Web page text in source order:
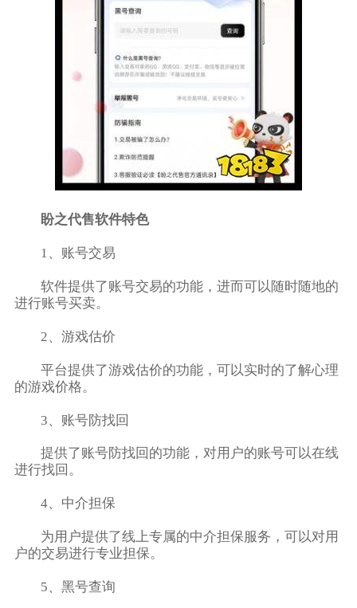
盼之代售软件特色
1、账号交易
软件提供了账号交易的功能，进而可以随时随地的
进行账号买卖。
2、游戏估价
平台提供了游戏估价的功能，可以实时的了解心理
的游戏价格。
3、账号防找回
提供了账号防找回的功能，对用户的账号可以在线
进行找回。
4、中介担保
为用户提供了线上专属的中介担保服务，可以对用
户的交易进行专业担保。
5、黑号查询